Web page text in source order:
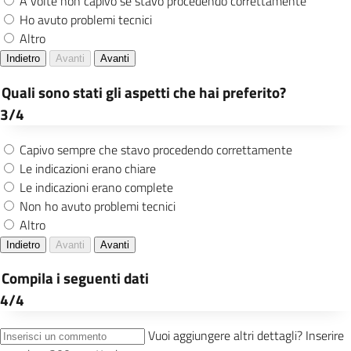
presso gli ospedali, con conseguente
possibilità di scegliere il pediatra
Incremento dei database di Anagrafe e
Stato Civile attraverso l’inserimento
digitale degli atti e l’individuazione di
soluzioni semplificative volte a garantire
anagrafiche e della certificazione di stato
civile
Continuazione dell’analisi e progressiva
dismissione dell’archivio cartaceo
Elettorale
Adozione di strumenti per migliorare
l’accessibilità fisica agli uffici e servizi
anche a persone con disabilità
Aggiornamento sul sito web del Comune
sull’accessibilità per le persone con
disabilità